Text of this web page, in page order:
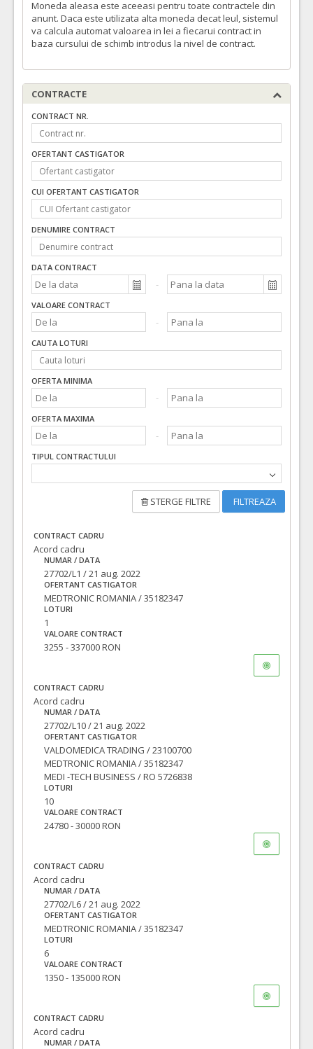
4. CANULE ARTERIALE EOPA(LOT-0004)
TVA:
400,00 - 40.000,00 Leu
12. CANULA ARTERIOTOMIE(LOT-0012)
Cant min si max este specificata in caietul de sarcini, al prezentei documentatii.
COD CPV: 33140000-3 Consumabile medicale (Rev.2)
TVA:
340,00 - 68.000,00 Leu
11. CANULE VENA SAFENA
COD CPV: 33140000-3 Consumabile medicale (Rev.2)
VALOAREA ESTIMATA FARA
TVA:
36,00 - 10.800,00 Leu
ATRIBUIT
Moneda aleasa este aceeasi pentru toate contractele din
anunt. Daca este utilizata alta moneda decat leul, sistemul
va calcula automat valoarea in lei a fiecarui contract in
baza cursului de schimb introdus la nivel de contract.
CONTRACTE
CONTRACT NR.
OFERTANT CASTIGATOR
CUI OFERTANT CASTIGATOR
DENUMIRE CONTRACT
DATA CONTRACT
VALOARE CONTRACT
CAUTA LOTURI
OFERTA MINIMA
OFERTA MAXIMA
TIPUL CONTRACTULUI
STERGE FILTRE FILTREAZA
CONTRACT CADRU
Acord cadru
NUMAR / DATA
27702/L1 / 21 aug. 2022
OFERTANT CASTIGATOR
MEDTRONIC ROMANIA / 35182347
LOTURI
1
VALOARE CONTRACT
3255 - 337000 RON
CONTRACT CADRU
Acord cadru
NUMAR / DATA
27702/L10 / 21 aug. 2022
OFERTANT CASTIGATOR
VALDOMEDICA TRADING / 23100700
MEDTRONIC ROMANIA / 35182347
MEDI -TECH BUSINESS / RO 5726838
LOTURI
10
VALOARE CONTRACT
24780 - 30000 RON
CONTRACT CADRU
Acord cadru
NUMAR / DATA
27702/L6 / 21 aug. 2022
OFERTANT CASTIGATOR
MEDTRONIC ROMANIA / 35182347
LOTURI
6
VALOARE CONTRACT
1350 - 135000 RON
CONTRACT CADRU
Acord cadru
NUMAR / DATA